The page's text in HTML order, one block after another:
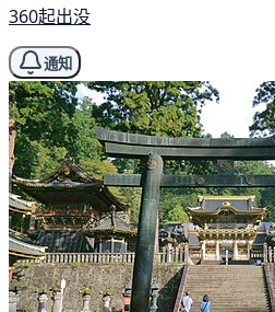
360起出没
通知